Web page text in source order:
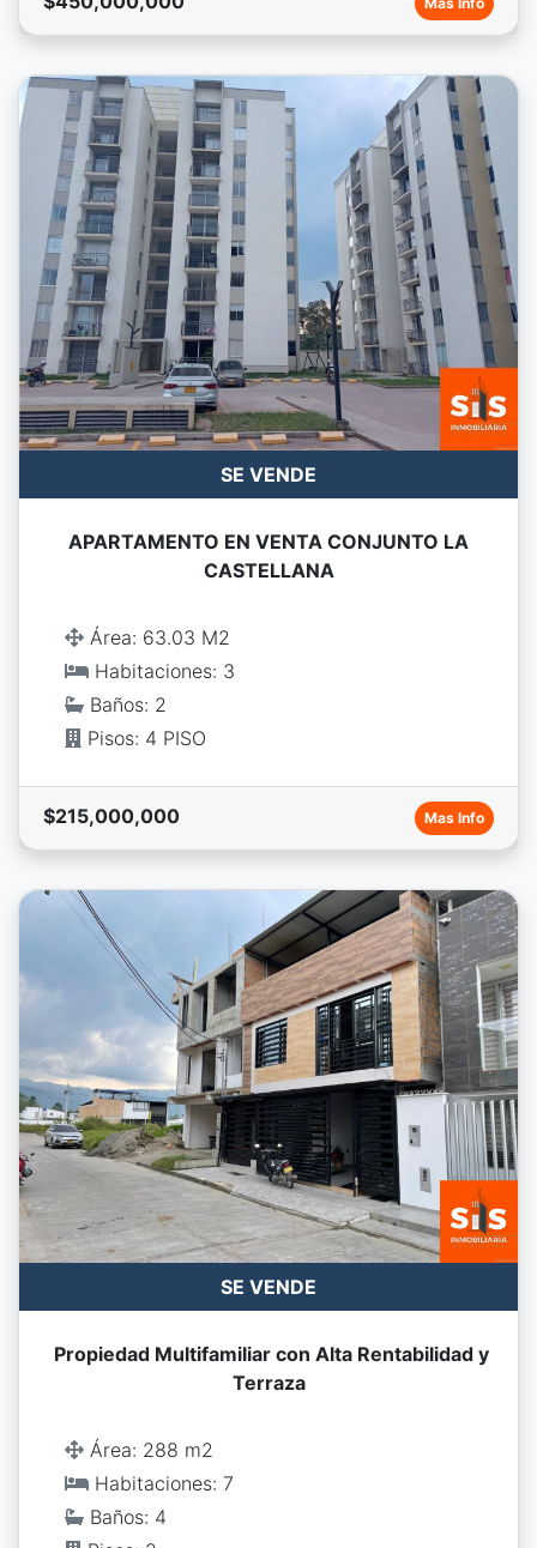
SE VENDE
APARTAMENTO EN VENTA CONJUNTO LA
CASTELLANA
Área: 63.03 M2
Habitaciones: 3
Baños: 2
Pisos: 4 PISO
$215,000,000 Mas Info
SE VENDE
Propiedad Multifamiliar con Alta Rentabilidad y
Terraza
Área: 288 m2
Habitaciones: 7
Baños: 4